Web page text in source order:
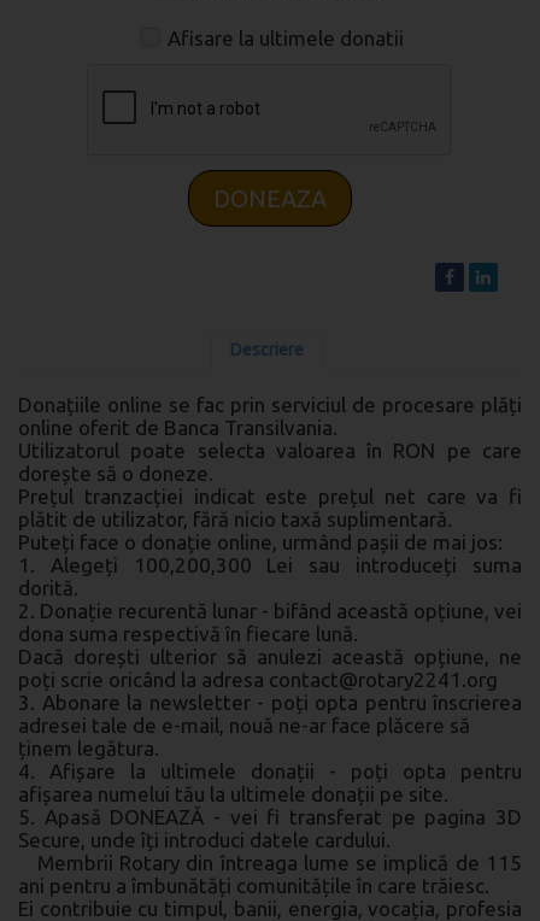
Afisare la ultimele donatii
DONEAZA
Descriere
Donațiile online se fac prin serviciul de procesare plăți
online oferit de Banca Transilvania.
Utilizatorul poate selecta valoarea în RON pe care
dorește să o doneze.
Prețul tranzacției indicat este prețul net care va fi
plătit de utilizator, fără nicio taxă suplimentară.
Puteți face o donație online, urmând pașii de mai jos:
1. Alegeți 100,200,300 Lei sau introduceți suma
dorită.
2. Donație recurentă lunar - bifând această opțiune, vei
dona suma respectivă în fiecare lună.
Dacă dorești ulterior să anulezi această opțiune, ne
poți scrie oricând la adresa contact@rotary2241.org
3. Abonare la newsletter - poți opta pentru înscrierea
adresei tale de e-mail, nouă ne-ar face plăcere să
ținem legătura.
4. Afișare la ultimele donații - poți opta pentru
afișarea numelui tău la ultimele donații pe site.
5. Apasă DONEAZĂ - vei fi transferat pe pagina 3D
Secure, unde îți introduci datele cardului.
Membrii Rotary din întreaga lume se implică de 115
ani pentru a îmbunătăți comunitățile în care trăiesc.
Ei contribuie cu timpul, banii, energia, vocația, profesia